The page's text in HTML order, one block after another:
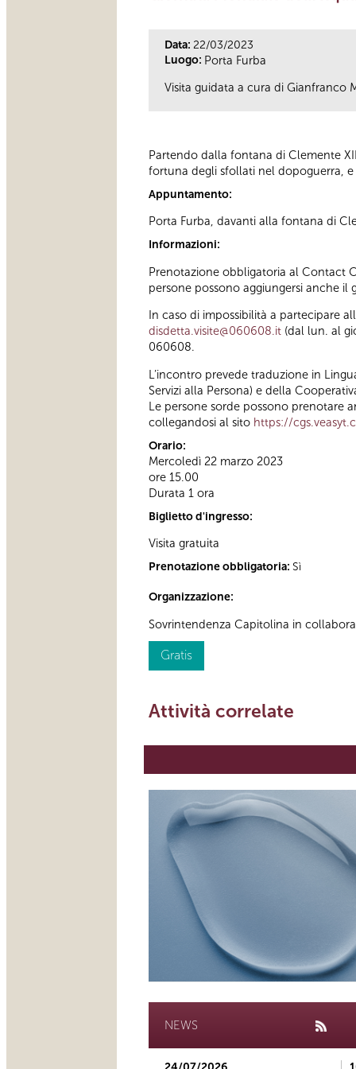
Data: 22/03/2023
Luogo: Porta Furba
Visita guidata a cura di Gianfranco
Partendo dalla fontana di Clemente
fortuna degli sfollati nel dopoguerra, e
Appuntamento:
Porta Furba, davanti alla fontana di
Informazioni:
Prenotazione obbligatoria al Contact
persone possono aggiungersi anche il
In caso di impossibilità a partecipare
disdetta.visite@060608.it (dal lun. al
060608.
L’incontro prevede traduzione in
Servizi alla Persona) e della
Le persone sorde possono prenotare
collegandosi al sito https://
Orario:
Mercoledì 22 marzo 2023
ore 15.00
Durata 1 ora
Biglietto d'ingresso:
Visita gratuita
Prenotazione obbligatoria: Sì
Organizzazione:
Sovrintendenza Capitolina in
Gratis
Attività correlate
NEWS